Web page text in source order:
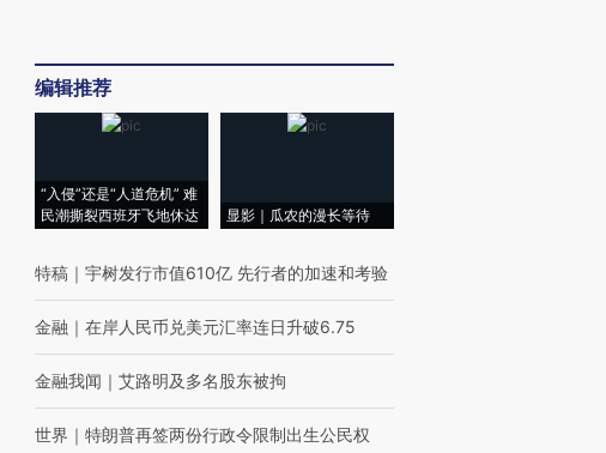
编辑推荐
“入侵”还是“人道危机” 难
民潮撕裂西班牙飞地休达
显影｜瓜农的漫长等待
特稿 ｜ 宇树发行市值610亿 先行者的加速和考验
金融 ｜ 在岸人民币兑美元汇率连日升破6.75
金融我闻 ｜ 艾路明及多名股东被拘
世界 ｜ 特朗普再签两份行政令限制出生公民权